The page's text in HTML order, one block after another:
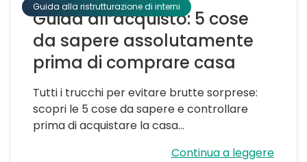
Guida alla ristrutturazione di interni
Guida all’acquisto: 5 cose
da sapere assolutamente
prima di comprare casa
Tutti i trucchi per evitare brutte sorprese:
scopri le 5 cose da sapere e controllare
prima di acquistare la casa...
Continua a leggere